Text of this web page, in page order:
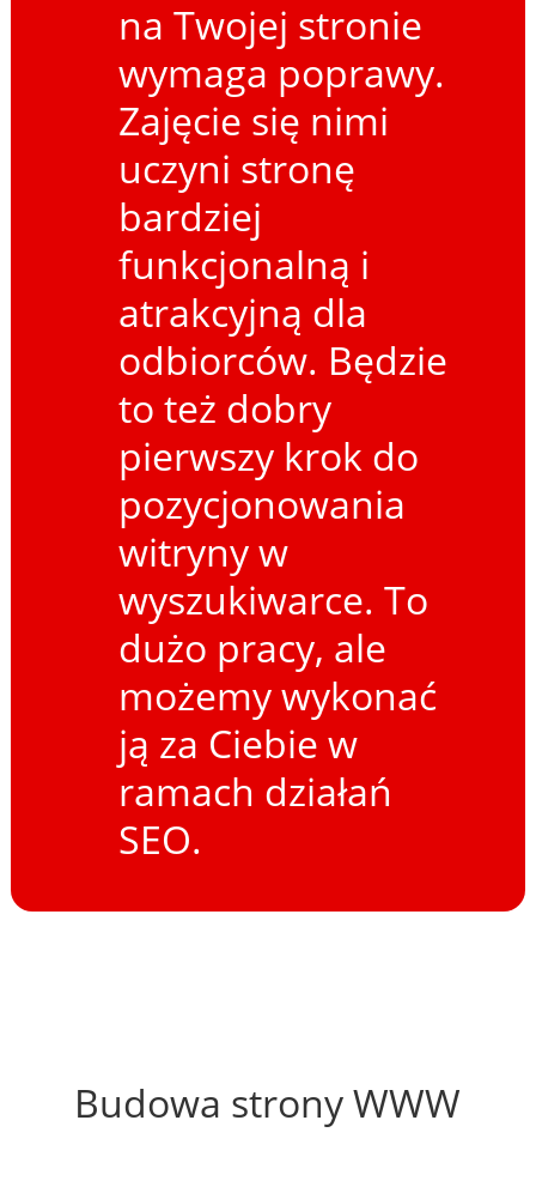
na Twojej stronie
wymaga poprawy.
Zajęcie się nimi
uczyni stronę
bardziej
funkcjonalną i
atrakcyjną dla
odbiorców. Będzie
to też dobry
pierwszy krok do
pozycjonowania
witryny w
wyszukiwarce. To
dużo pracy, ale
możemy wykonać
ją za Ciebie w
ramach działań
SEO.
Budowa strony WWW